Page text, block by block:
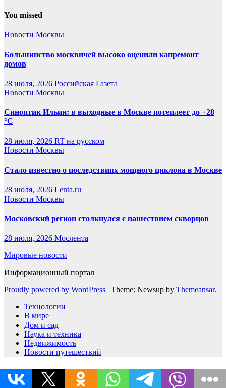
You missed
Новости Москвы
Большинство москвичей высоко оценили капремонт
домов
28 июля, 2026 Российская Газета
Новости Москвы
Синоптик Ильин: в выходные в Москве потеплеет до +28
°C
28 июля, 2026 RT на русском
Новости Москвы
Стало известно о последствиях мощного циклона в Москве
28 июля, 2026 Lenta.ru
Новости Москвы
Московский регион столкнулся с нашествием скворцов
28 июля, 2026 Мослента
Мировые новости
Информационный портал
Proudly powered by WordPress
Theme: Newsup by Themeansar.
Технологии
В мире
Дом и сад
Наука и техника
Недвижимость
Новости путешествий